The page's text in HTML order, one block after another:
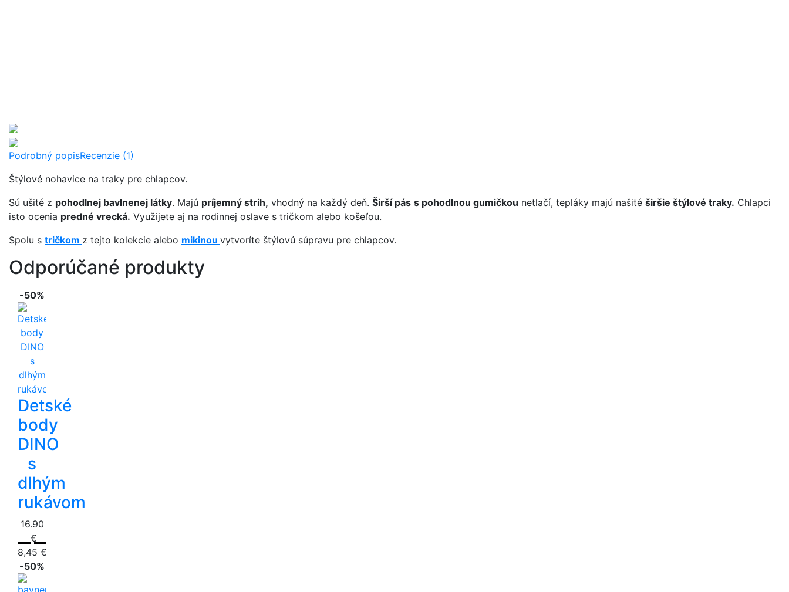
Podrobný popisRecenzie (1)
Štýlové nohavice na traky pre chlapcov.
Sú ušité z pohodlnej bavlnenej látky. Majú príjemný strih, vhodný na každý deň. Širší pás s pohodlnou gumičkou netlačí, tepláky majú našité širšie štýlové traky. Chlapci
isto ocenia predné vrecká. Využijete aj na rodinnej oslave s tričkom alebo košeľou.
Spolu s tričkom z tejto kolekcie alebo mikinou vytvoríte štýlovú súpravu pre chlapcov.
Odporúčané produkty
-50%
Detské
body
DINO
s
dlhým
rukávom
16.90
€
8,45 €
-50%